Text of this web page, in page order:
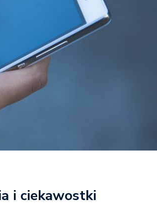
i ciekawostki